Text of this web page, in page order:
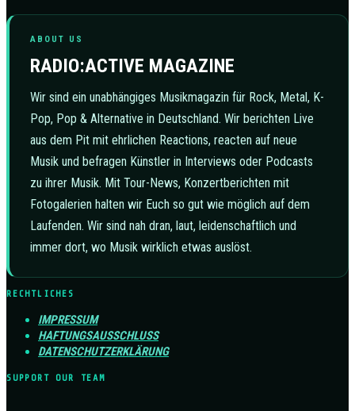
ABOUT US
RADIO:ACTIVE MAGAZINE
Wir sind ein unabhängiges Musikmagazin für Rock, Metal, K-
Pop, Pop & Alternative in Deutschland. Wir berichten Live
aus dem Pit mit ehrlichen Reactions, reacten auf neue
Musik und befragen Künstler in Interviews oder Podcasts
zu ihrer Musik. Mit Tour-News, Konzertberichten mit
Fotogalerien halten wir Euch so gut wie möglich auf dem
Laufenden. Wir sind nah dran, laut, leidenschaftlich und
immer dort, wo Musik wirklich etwas auslöst.
RECHTLICHES
IMPRESSUM
HAFTUNGSAUSSCHLUSS
DATENSCHUTZERKLÄRUNG
SUPPORT OUR TEAM